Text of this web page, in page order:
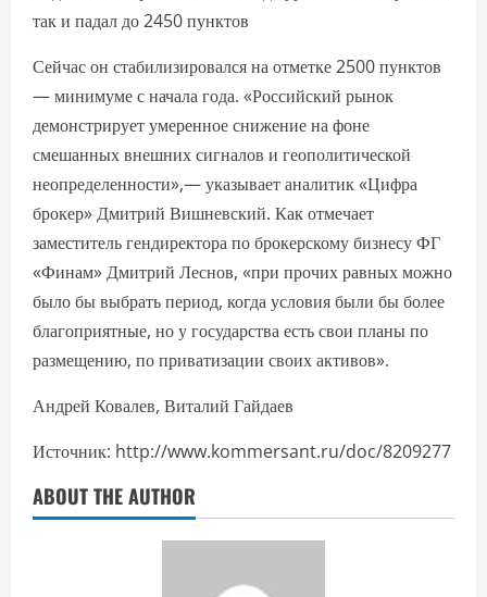
так и падал до 2450 пунктов
Сейчас он стабилизировался на отметке 2500 пунктов
— минимуме с начала года. «Российский рынок
демонстрирует умеренное снижение на фоне
смешанных внешних сигналов и геополитической
неопределенности»,— указывает аналитик «Цифра
брокер» Дмитрий Вишневский. Как отмечает
заместитель гендиректора по брокерскому бизнесу ФГ
«Финам» Дмитрий Леснов, «при прочих равных можно
было бы выбрать период, когда условия были бы более
благоприятные, но у государства есть свои планы по
размещению, по приватизации своих активов».
Андрей Ковалев, Виталий Гайдаев
Источник: http://www.kommersant.ru/doc/8209277
ABOUT THE AUTHOR